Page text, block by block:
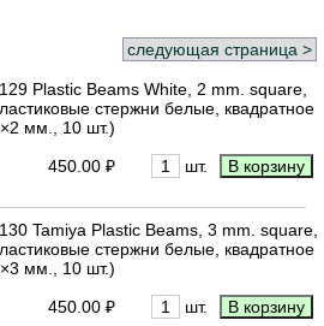
следующая страница >
Plastic Beams White, 2 mm. square,
стержни белые, квадратное
мм., 10 шт.)
450.00 ₽
шт.
Tamiya Plastic Beams, 3 mm. square,
стержни белые, квадратное
мм., 10 шт.)
450.00 ₽
шт.